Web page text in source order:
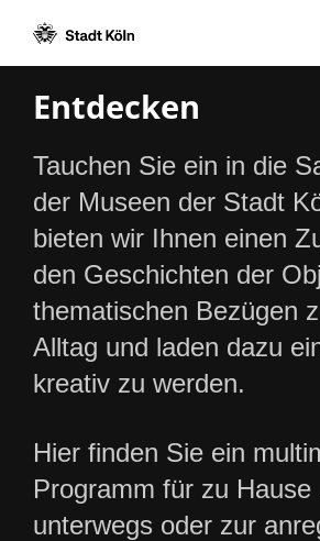
Entdecken
Tauchen Sie ein in die
der Museen der Stadt
bieten wir Ihnen einen
den Geschichten der
thematischen Bezügen
Alltag und laden dazu
kreativ zu werden.
Hier finden Sie ein
Programm für zu Hause
unterwegs oder zur